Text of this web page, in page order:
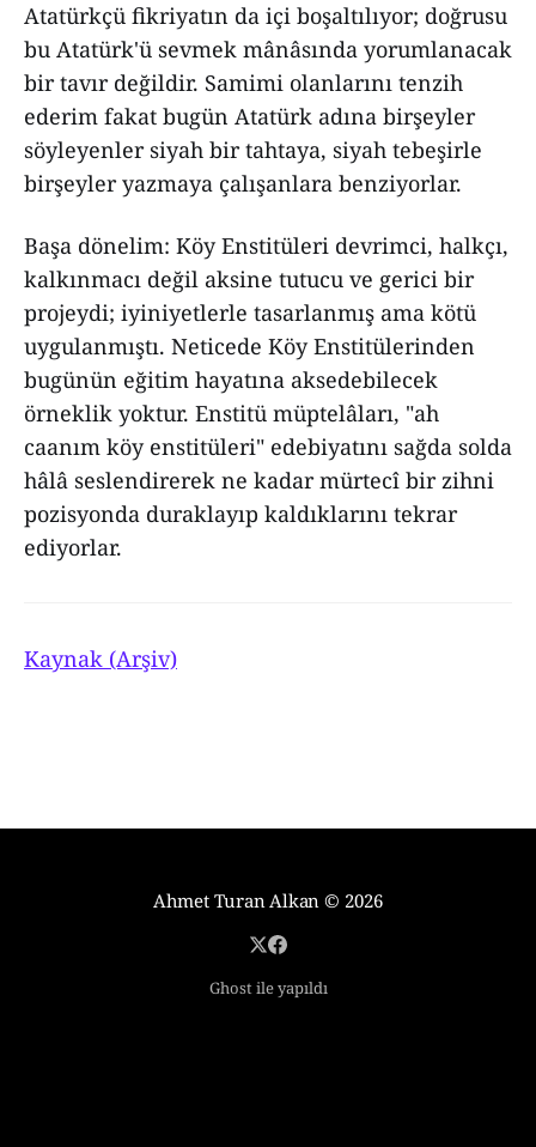
Atatürkçü fikriyatın da içi boşaltılıyor; doğrusu
bu Atatürk'ü sevmek mânâsında yorumlanacak
bir tavır değildir. Samimi olanlarını tenzih
ederim fakat bugün Atatürk adına birşeyler
söyleyenler siyah bir tahtaya, siyah tebeşirle
birşeyler yazmaya çalışanlara benziyorlar.
Başa dönelim: Köy Enstitüleri devrimci, halkçı,
kalkınmacı değil aksine tutucu ve gerici bir
projeydi; iyiniyetlerle tasarlanmış ama kötü
uygulanmıştı. Neticede Köy Enstitülerinden
bugünün eğitim hayatına aksedebilecek
örneklik yoktur. Enstitü müptelâları, "ah
caanım köy enstitüleri" edebiyatını sağda solda
hâlâ seslendirerek ne kadar mürtecî bir zihni
pozisyonda duraklayıp kaldıklarını tekrar
ediyorlar.
Kaynak (Arşiv)
Ahmet Turan Alkan © 2026
Ghost ile yapıldı